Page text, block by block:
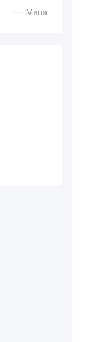
—— Maria